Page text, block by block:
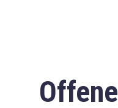
Offene